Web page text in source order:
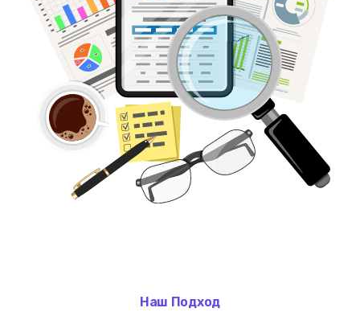
Наш Подход